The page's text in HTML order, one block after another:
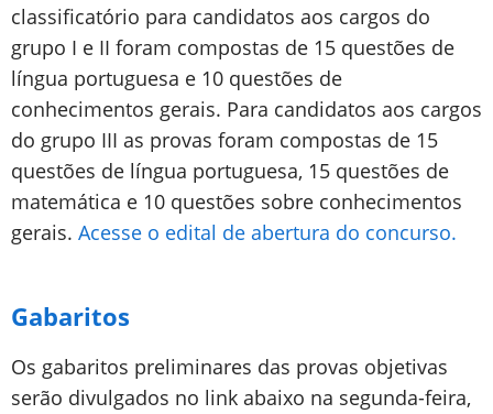
classificatório para candidatos aos cargos do
grupo I e II foram compostas de 15 questões de
língua portuguesa e 10 questões de
conhecimentos gerais. Para candidatos aos cargos
do grupo III as provas foram compostas de 15
questões de língua portuguesa, 15 questões de
matemática e 10 questões sobre conhecimentos
gerais. Acesse o edital de abertura do concurso.
Gabaritos
Os gabaritos preliminares das provas objetivas
serão divulgados no link abaixo na segunda-feira,